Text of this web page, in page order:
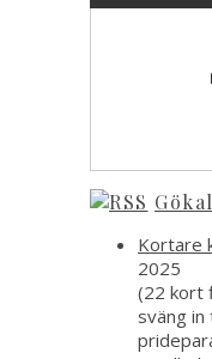
Kortare
2025
(22 kort
sväng